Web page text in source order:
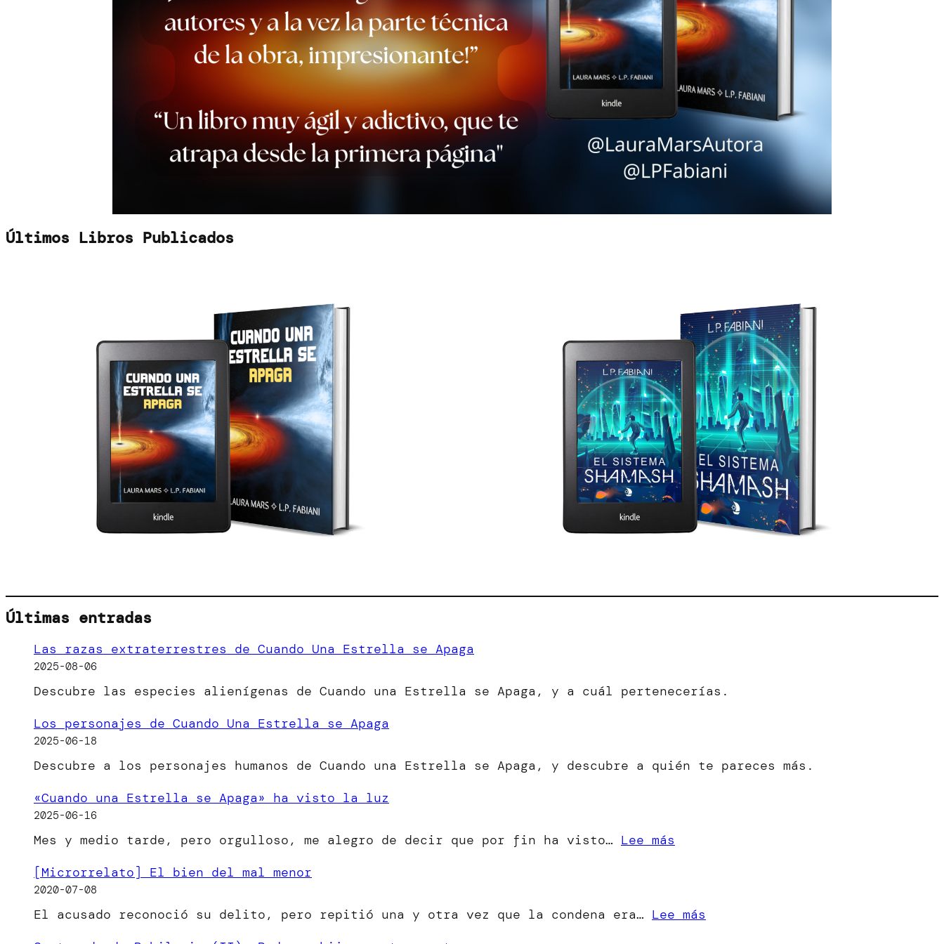
Últimos Libros Publicados
Últimas entradas
Las razas extraterrestres de Cuando Una Estrella se Apaga
2025-08-06
Descubre las especies alienígenas de Cuando una Estrella se Apaga, y a cuál pertenecerías.
Los personajes de Cuando Una Estrella se Apaga
2025-06-18
Descubre a los personajes humanos de Cuando una Estrella se Apaga, y descubre a quién te pareces más.
«Cuando una Estrella se Apaga» ha visto la luz
2025-06-16
Mes y medio tarde, pero orgulloso, me alegro de decir que por fin ha visto… Lee más
se
[Microrrelato] El bien del mal menor
2020-07-08
El acusado reconoció su delito, pero repitió una y otra vez que la condena era… Lee más